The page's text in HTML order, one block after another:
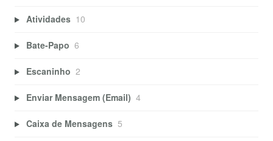
Atividades 10
Bate-Papo 6
Escaninho 2
Enviar Mensagem (Email) 4
Caixa de Mensagens 5